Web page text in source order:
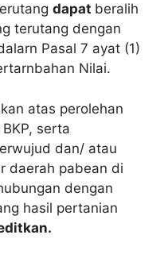
dapat beralih
terutang dengan
Pasal 7 ayat (1)
Nilai.
atas perolehan
serta
dan/ atau
daerah pabean di
dengan
hasil pertanian